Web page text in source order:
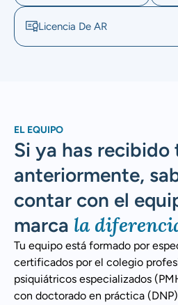
Licencia De AR
EL EQUIPO
Si ya has
anteriormente,
contar con el
marca la
Tu equipo está formado por
certificados por el colegio
psiquiátricos especializados
con doctorado en práctica